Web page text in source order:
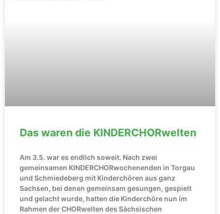
Das waren die KINDERCHORwelten
Am 3.5. war es endlich soweit. Nach zwei
gemeinsamen KINDERCHORwochenenden in Torgau
und Schmiedeberg mit Kinderchören aus ganz
Sachsen, bei denen gemeinsam gesungen, gespielt
und gelacht wurde, hatten die Kinderchöre nun im
Rahmen der CHORwelten des Sächsischen